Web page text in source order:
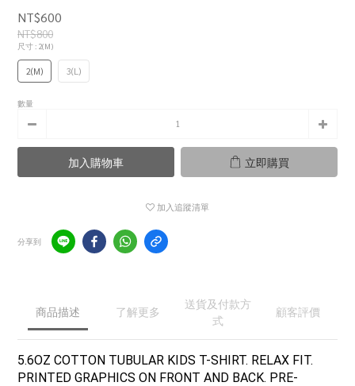
NT$600
NT$800
尺寸: 2(M)
2(M) 3(L)
數量
加入購物車 立即購買
加入追蹤清單
分享到
商品描述 了解更多
送貨及付款方
式
顧客評價
5.6OZ COTTON TUBULAR KIDS T-SHIRT. RELAX FIT.
PRINTED GRAPHICS ON FRONT AND BACK. PRE-